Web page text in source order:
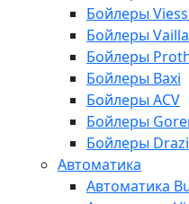
Бойлеры
Бойлеры
Бойлеры
Бойлеры Baxi
Бойлеры ACV
Бойлеры
Бойлеры
Автоматика
Автоматика